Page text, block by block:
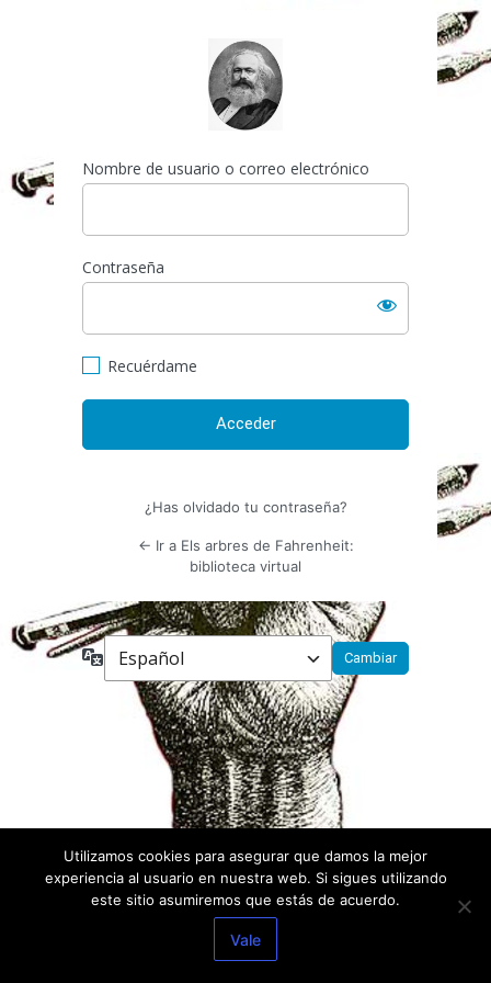
https://espai-marx.net/
Nombre de usuario o correo electrónico
Contraseña
Recuérdame
¿Has olvidado tu contraseña?
← Ir a Els arbres de Fahrenheit:
biblioteca virtual
Idioma
Utilizamos cookies para asegurar que damos la mejor
experiencia al usuario en nuestra web. Si sigues utilizando
este sitio asumiremos que estás de acuerdo.
Vale